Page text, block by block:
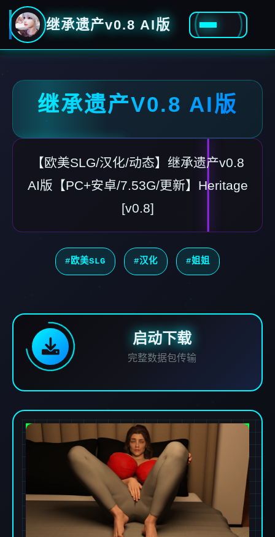
继承遗产v0.8 AI版
继承遗产V0.8 AI版
【欧美SLG/汉化/动态】继承遗产v0.8
AI版【PC+安卓/7.53G/更新】Heritage
[v0.8]
#欧美SLG #汉化 #姐姐
启动下载
完整数据包传输